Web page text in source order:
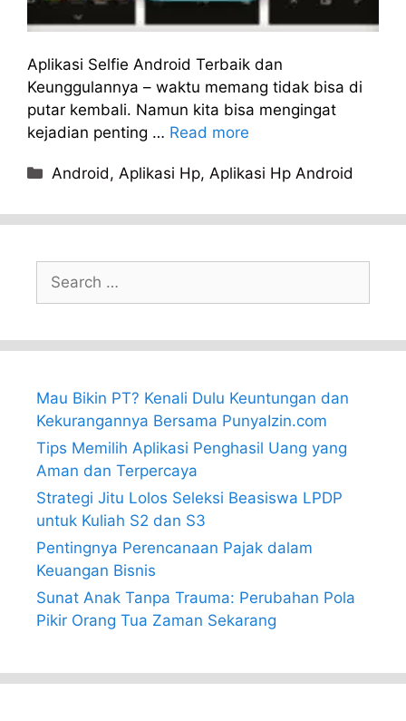
Aplikasi Selfie Android Terbaik dan
Keunggulannya – waktu memang tidak bisa di
putar kembali. Namun kita bisa mengingat
kejadian penting … Read more
Categories
Android,Aplikasi Hp,Aplikasi Hp Android
Search
for:
Mau Bikin PT? Kenali Dulu Keuntungan dan
Kekurangannya Bersama PunyaIzin.com
Tips Memilih Aplikasi Penghasil Uang yang
Aman dan Terpercaya
Strategi Jitu Lolos Seleksi Beasiswa LPDP
untuk Kuliah S2 dan S3
Pentingnya Perencanaan Pajak dalam
Keuangan Bisnis
Sunat Anak Tanpa Trauma: Perubahan Pola
Pikir Orang Tua Zaman Sekarang